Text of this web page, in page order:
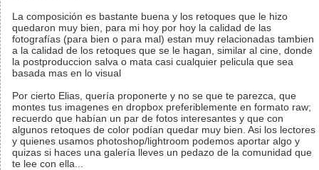
La composición es bastante buena y los retoques que le hizo
quedaron muy bien, para mi hoy por hoy la calidad de las
fotografías (para bien o para mal) estan muy relacionadas tambien
a la calidad de los retoques que se le hagan, similar al cine, donde
la postproduccion salva o mata casi cualquier pelicula que sea
basada mas en lo visual
Por cierto Elias, quería proponerte y no se que te parezca, que
montes tus imagenes en dropbox preferiblemente en formato raw;
recuerdo que habían un par de fotos interesantes y que con
algunos retoques de color podían quedar muy bien. Asi los lectores
y quienes usamos photoshop/lightroom podemos aportar algo y
quizas si haces una galería lleves un pedazo de la comunidad que
te lee con ella...